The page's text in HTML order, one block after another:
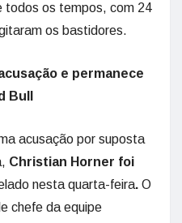
todos os tempos, com 24
os bastidores.
e permanece
Bull
acusação por suposta
Christian Horner foi
nesta quarta-feira. O
chefe da equipe